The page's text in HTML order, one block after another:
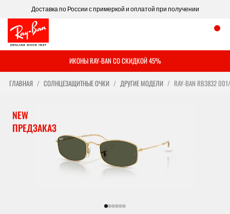
Доставка по России с примеркой и оплатой при получении
ИКОНЫ RAY-BAN СО СКИДКОЙ 45%
ГЛАВНАЯ СОЛНЦЕЗАЩИТНЫЕ ОЧКИ ДРУГИЕ МОДЕЛИ RAY-BAN RB3832
NEW
ПРЕДЗАКАЗ